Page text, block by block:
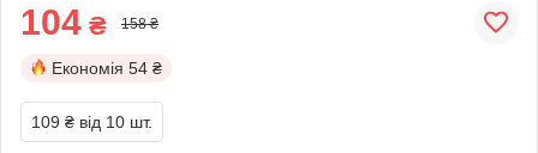
104 ₴ 158 ₴
Економія 54 ₴
109 ₴ від 10 шт.